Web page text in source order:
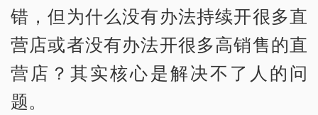
错，但为什么没有办法持续开很多直
营店或者没有办法开很多高销售的直
营店？其实核心是解决不了人的问
题。